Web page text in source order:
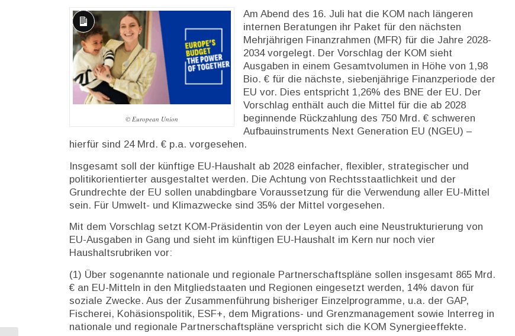
Lange
Beschreibung
© European Union
Am Abend des 16. Juli hat die KOM nach längeren
internen Beratungen ihr Paket für den nächsten
Mehrjährigen Finanzrahmen (MFR) für die Jahre 2028-
2034 vorgelegt. Der Vorschlag der KOM sieht
Ausgaben in einem Gesamtvolumen in Höhe von 1,98
Bio. € für die nächste, siebenjährige Finanzperiode der
EU vor. Dies entspricht 1,26% des BNE der EU. Der
Vorschlag enthält auch die Mittel für die ab 2028
beginnende Rückzahlung des 750 Mrd. € schweren
Aufbauinstruments Next Generation EU (NGEU) –
hierfür sind 24 Mrd. € p.a. vorgesehen.
Insgesamt soll der künftige EU-Haushalt ab 2028 einfacher, flexibler, strategischer und
politikorientierter ausgestaltet werden. Die Achtung von Rechtsstaatlichkeit und der
Grundrechte der EU sollen unabdingbare Voraussetzung für die Verwendung aller EU-Mittel
sein. Für Umwelt- und Klimazwecke sind 35% der Mittel vorgesehen.
Mit dem Vorschlag setzt KOM-Präsidentin von der Leyen auch eine Neustrukturierung von
EU-Ausgaben in Gang und sieht im künftigen EU-Haushalt im Kern nur noch vier
Haushaltsrubriken vor:
(1) Über sogenannte nationale und regionale Partnerschaftspläne sollen insgesamt 865 Mrd.
€ an EU-Mitteln in den Mitgliedstaaten und Regionen eingesetzt werden, 14% davon für
soziale Zwecke. Aus der Zusammenführung bisheriger Einzelprogramme, u.a. der GAP,
Fischerei, Kohäsionspolitik, ESF+, dem Migrations- und Grenzmanagement sowie Interreg in
nationale und regionale Partnerschaftspläne verspricht sich die KOM Synergieeffekte.